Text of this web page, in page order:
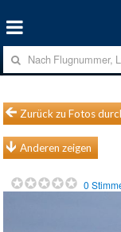
Zurück zu Fotos
Anderen zeigen
0